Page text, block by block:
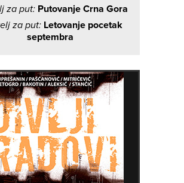
za put: Putovanje Crna Gora
za put: Letovanje pocetak
septembra